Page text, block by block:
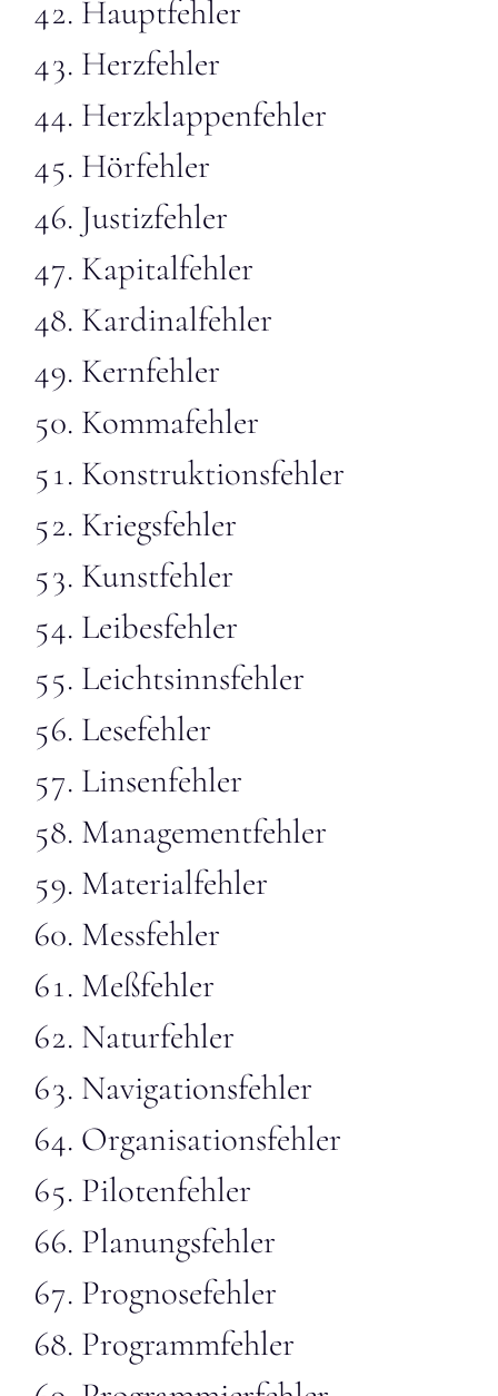
Hauptfehler
Herzfehler
Herzklappenfehler
Hörfehler
Justizfehler
Kapitalfehler
Kardinalfehler
Kernfehler
Kommafehler
Konstruktionsfehler
Kriegsfehler
Kunstfehler
Leibesfehler
Leichtsinnsfehler
Lesefehler
Linsenfehler
Managementfehler
Materialfehler
Messfehler
Meßfehler
Naturfehler
Navigationsfehler
Organisationsfehler
Pilotenfehler
Planungsfehler
Prognosefehler
Programmfehler